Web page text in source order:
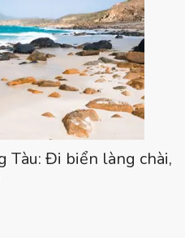
Tàu: Đi biển làng chài,